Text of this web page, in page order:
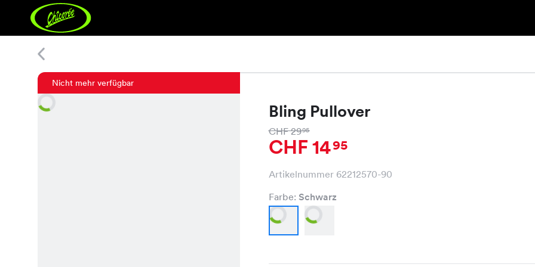
Nicht mehr verfügbar
Bling Pullover
CHF 2995
CHF 1495
Artikelnummer 62212570-90
Farbe: Schwarz